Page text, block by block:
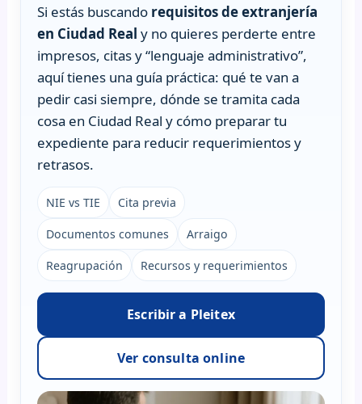
Si estás buscando requisitos de extranjería
en Ciudad Real y no quieres perderte entre
impresos, citas y “lenguaje administrativo”,
aquí tienes una guía práctica: qué te van a
pedir casi siempre, dónde se tramita cada
cosa en Ciudad Real y cómo preparar tu
expediente para reducir requerimientos y
retrasos.
NIE vs TIE Cita previa
Documentos comunes Arraigo
Reagrupación Recursos y requerimientos
Escribir a Pleitex
Ver consulta online